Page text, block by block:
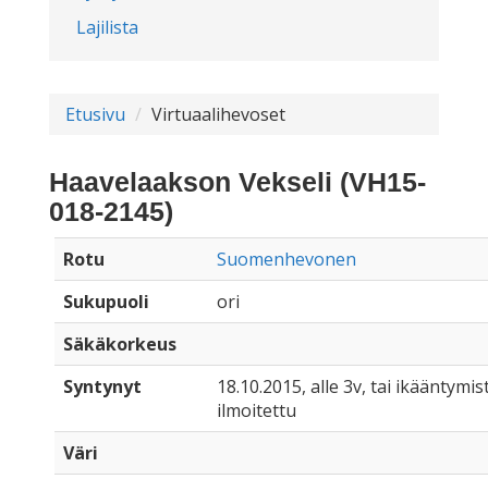
Lajilista
Etusivu Virtuaalihevoset
Haavelaakson Vekseli (VH15-
018-2145)
Rotu
Suomenhevonen
Sukupuoli
ori
Säkäkorkeus
Syntynyt
18.10.2015, alle 3v, tai
ilmoitettu
Väri